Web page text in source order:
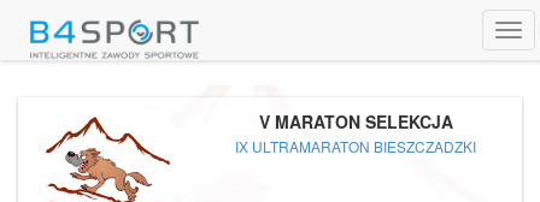
V MARATON SELEKCJA
IX ULTRAMARATON BIESZCZADZKI